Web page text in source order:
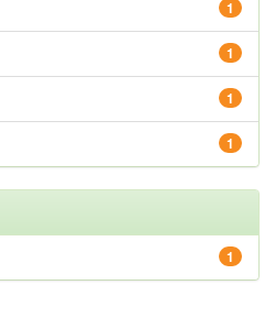
1
1
1
1
1